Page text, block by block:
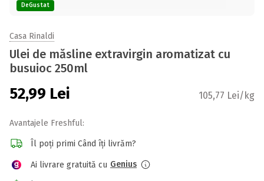
DeGustat
Casa Rinaldi
Ulei de măsline extravirgin aromatizat cu
busuioc 250ml
52,99 Lei 105,77 Lei/kg
Avantajele Freshful:
Îl poți primi Când îți livrăm?
Ai livrare gratuită cu Genius